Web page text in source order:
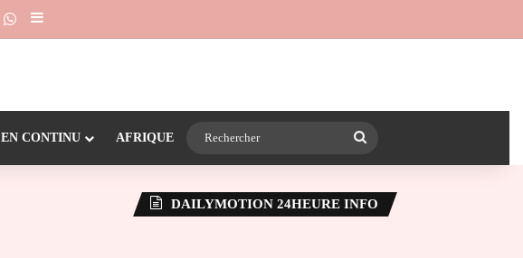
Dailymotion
Suivre la chaîne 24heureinfo sur WhatsApp
Sidebar (barre latérale)
EN CONTINU AFRIQUE
DAILYMOTION 24HEURE INFO